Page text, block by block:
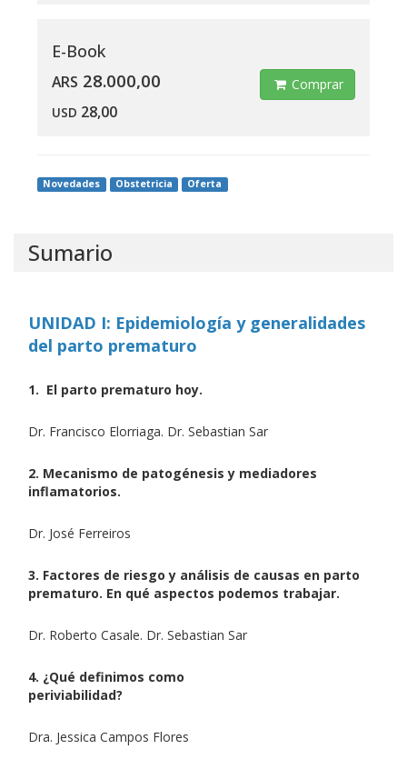
E-Book
ARS 28.000,00
USD 28,00
Comprar
Novedades Obstetricia Oferta
Sumario
UNIDAD I: Epidemiología y generalidades
del parto prematuro
1. El parto prematuro hoy.
Dr. Francisco Elorriaga. Dr. Sebastian Sar
2. Mecanismo de patogénesis y mediadores
inflamatorios.
Dr. José Ferreiros
3. Factores de riesgo y análisis de causas en parto
prematuro. En qué aspectos podemos trabajar.
Dr. Roberto Casale. Dr. Sebastian Sar
4. ¿Qué definimos como
periviabilidad?
Dra. Jessica Campos Flores